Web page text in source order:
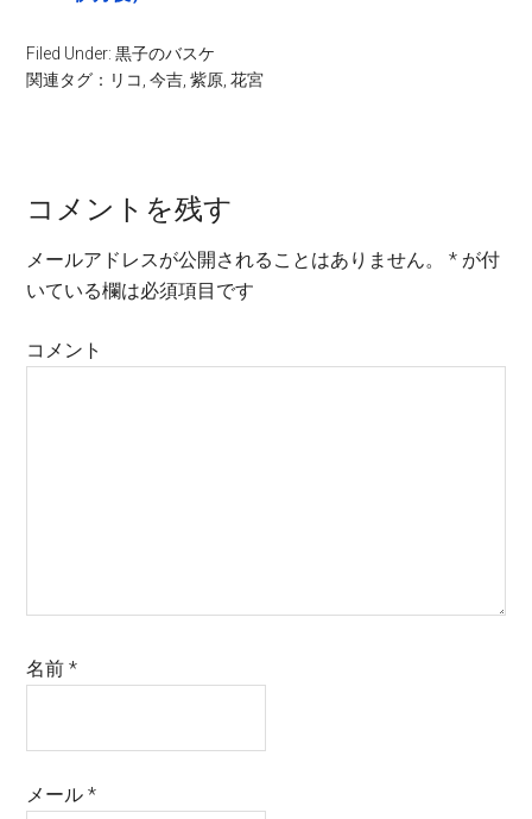
Filed Under:黒子のバスケ
関連タグ： リコ ,今吉 ,紫原 ,花宮
Reader
Interactions
コメントを残す
メールアドレスが公開されることはありません。 * が付
いている欄は必須項目です
コメント
名前*
メール*